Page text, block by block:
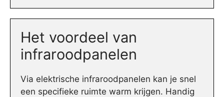
Het voordeel van
infraroodpanelen
Via elektrische infraroodpanelen kan je snel
een specifieke ruimte warm krijgen. Handig